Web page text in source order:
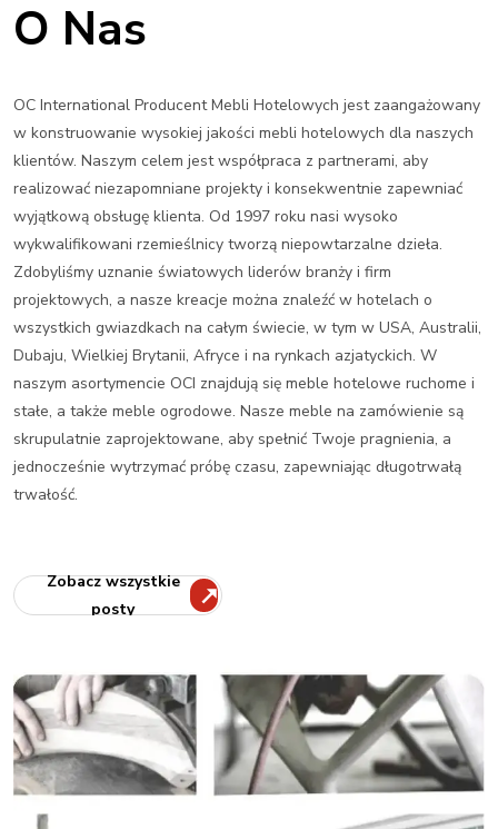
O Nas
OC International Producent Mebli Hotelowych jest zaangażowany
w konstruowanie wysokiej jakości mebli hotelowych dla naszych
klientów. Naszym celem jest współpraca z partnerami, aby
realizować niezapomniane projekty i konsekwentnie zapewniać
wyjątkową obsługę klienta. Od 1997 roku nasi wysoko
wykwalifikowani rzemieślnicy tworzą niepowtarzalne dzieła.
Zdobyliśmy uznanie światowych liderów branży i firm
projektowych, a nasze kreacje można znaleźć w hotelach o
wszystkich gwiazdkach na całym świecie, w tym w USA, Australii,
Dubaju, Wielkiej Brytanii, Afryce i na rynkach azjatyckich. W
naszym asortymencie OCI znajdują się meble hotelowe ruchome i
stałe, a także meble ogrodowe. Nasze meble na zamówienie są
skrupulatnie zaprojektowane, aby spełnić Twoje pragnienia, a
jednocześnie wytrzymać próbę czasu, zapewniając długotrwałą
trwałość.
Zobacz wszystkie
posty